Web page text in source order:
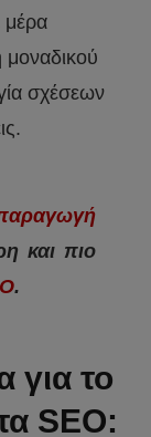
μέρα
μοναδικού
σχέσεων
και πιο
.
για το
SEO: